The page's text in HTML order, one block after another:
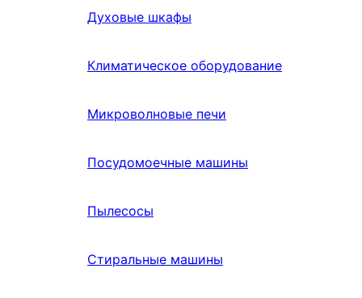
Духовые шкафы
Климатическое оборудование
Микроволновые печи
Посудомоечные машины
Пылесосы
Стиральные машины